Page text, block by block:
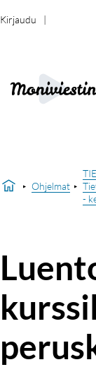
Kirjaudu
Ohjelmat
-